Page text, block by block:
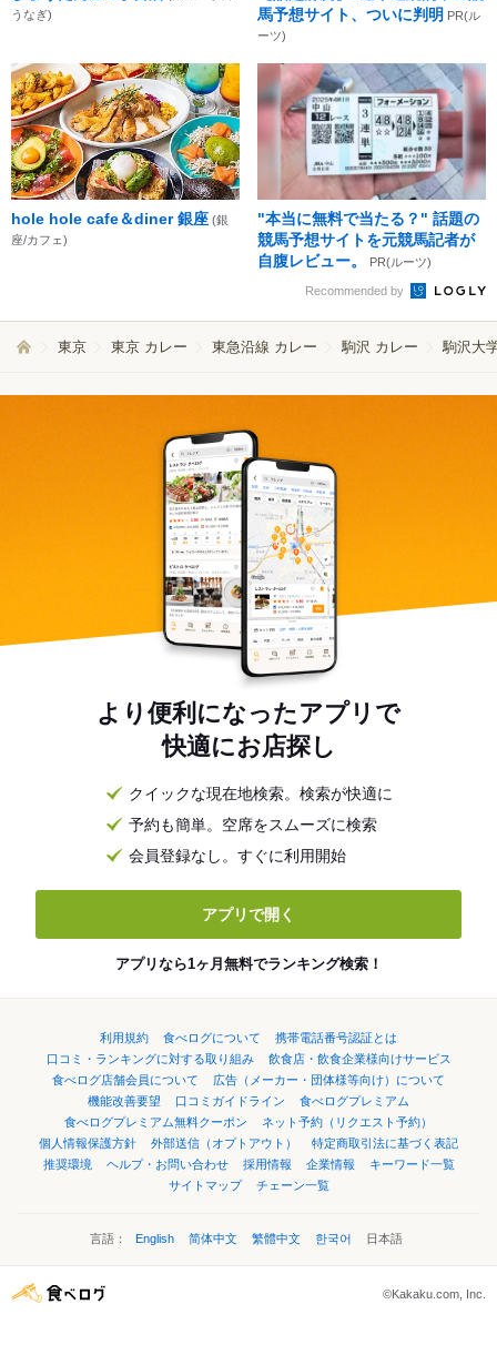
うなぎ)
馬予想サイト、ついに判明 PR(ル
ーツ)
hole hole cafe＆diner 銀座 (銀
座/カフェ)
"本当に無料で当たる？" 話題の
競馬予想サイトを元競馬記者が
自腹レビュー。
PR(ルーツ)
Recommended by
東京 東京 カレー 東急沿線 カレー 駒沢 カレー 駒沢大
より便利になったアプリで
快適にお店探し
クイックな現在地検索。検索が快適に
予約も簡単。空席をスムーズに検索
会員登録なし。すぐに利用開始
アプリで開く
アプリなら1ヶ月無料でランキング検索！
利用規約 食べログについて
携帯電話番号認証とは
口コミ・ランキングに対する取り組み
飲食店・飲食企業様向けサービス
食べログ店舗会員について
広告（メーカー・団体様等向け）について
機能改善要望
口コミガイドライン
食べログプレミアム
食べログプレミアム無料クーポン
ネット予約（リクエスト予約）
個人情報保護方針
外部送信（オプトアウト）
特定商取引法に基づく表記
推奨環境
ヘルプ・お問い合わせ 採用情報 企業情報
キーワード一覧
サイトマップ
チェーン一覧
言語： English 简体中文 繁體中文 한국어 日本語
©Kakaku.com, Inc.